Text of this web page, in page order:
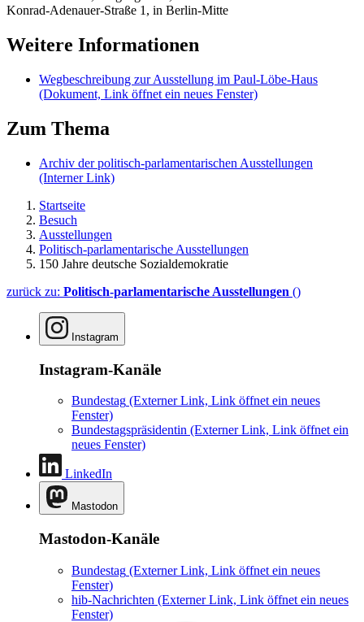
Konrad-Adenauer-Straße 1, in Berlin-Mitte
Weitere Informationen
Wegbeschreibung zur Ausstellung im Paul-Löbe-Haus
(Dokument, Link öffnet ein neues Fenster)
Zum Thema
Archiv der politisch-parlamentarischen Ausstellungen
(Interner Link)
Startseite
Besuch
Ausstellungen
Politisch-parlamentarische Ausstellungen
150 Jahre deutsche Sozialdemokratie
zurück zu: Politisch-parlamentarische Ausstellungen ()
Instagram
Instagram-Kanäle
Bundestag (Externer Link, Link öffnet ein neues
Fenster)
Bundestagspräsidentin (Externer Link, Link öffnet ein
neues Fenster)
LinkedIn
Mastodon
Mastodon-Kanäle
Bundestag (Externer Link, Link öffnet ein neues
Fenster)
hib-Nachrichten (Externer Link, Link öffnet ein neues
Fenster)